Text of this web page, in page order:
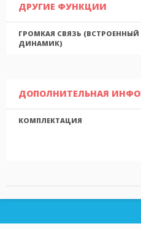
ДРУГИЕ ФУНКЦИИ
ГРОМКАЯ СВЯЗЬ (ВСТРОЕННЫЙ
ДИНАМИК)
ДОПОЛНИТЕЛЬНАЯ
КОМПЛЕКТАЦИЯ